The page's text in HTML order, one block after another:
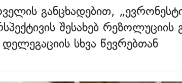
განცხადებით,
შესახებ რეზოლუციის
სხვა წევრებთან